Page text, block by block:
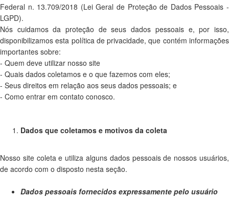
Federal n. 13.709/2018 (Lei Geral de Proteção de Dados Pessoais -
LGPD).
Nós cuidamos da proteção de seus dados pessoais e, por isso,
disponibilizamos esta política de privacidade, que contém informações
importantes sobre:
- Quem deve utilizar nosso site
- Quais dados coletamos e o que fazemos com eles;
- Seus direitos em relação aos seus dados pessoais; e
- Como entrar em contato conosco.
Dados que coletamos e motivos da coleta
Nosso site coleta e utiliza alguns dados pessoais de nossos usuários,
de acordo com o disposto nesta seção.
Dados pessoais fornecidos expressamente pelo usuário